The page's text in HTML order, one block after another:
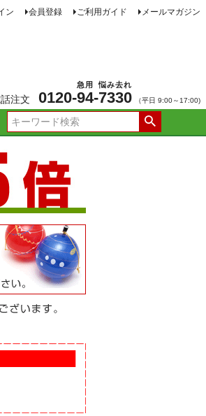
ン 会員登録 ご利用ガイド メールマガジン
注文 0120-94
急用
-7330
悩み去れ
（平日 9:00～17:00)